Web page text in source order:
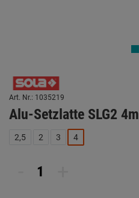
Art. Nr.: 1035219
Alu-Setzlatte SLG2 4m
2,5 2 3 4